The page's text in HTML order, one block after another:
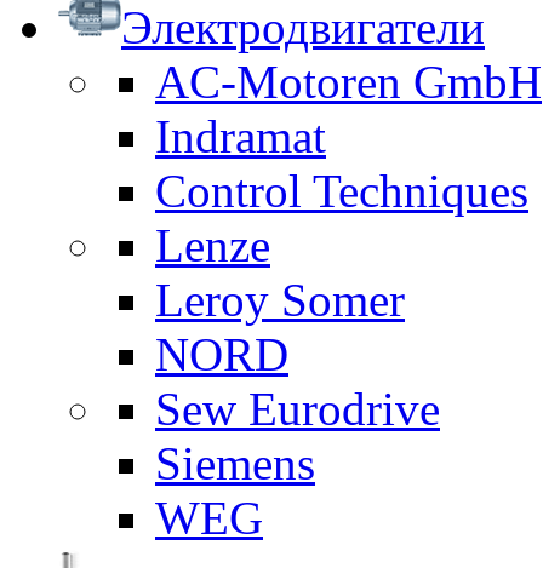
Электродвигатели
AC-Motoren GmbH
Indramat
Control Techniques
Lenze
Leroy Somer
NORD
Sew Eurodrive
Siemens
WEG